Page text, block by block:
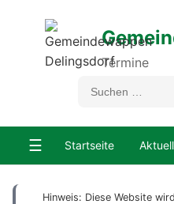
Termine
☰ Startseite
Hinweis: Diese Website